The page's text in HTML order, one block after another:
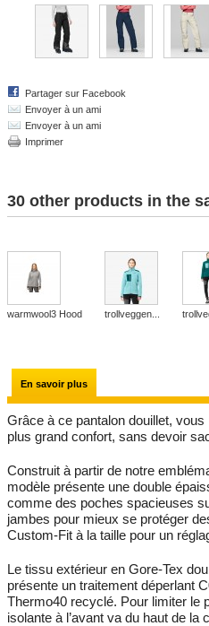
Partager sur Facebook
Envoyer à un ami
Envoyer à un ami
Imprimer
30 other products in the
warmwool3 Hood trollveggen...
En savoir plus
Grâce à ce pantalon douillet,
plus grand confort, sans devoir
Construit à partir de notre
modèle présente une double
comme des poches spacieuses
jambes pour mieux se protéger
Custom-Fit à la taille pour un
Le tissu extérieur en Gore-Tex
présente un traitement déperlant
Thermo40 recyclé. Pour limiter le
isolante à l’avant va du haut de la